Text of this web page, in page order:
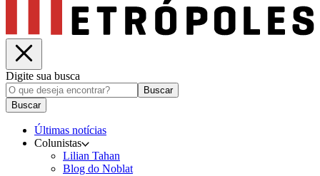
Digite sua busca
Buscar
Buscar
Últimas notícias
Colunistas
Lilian Tahan
Blog do Noblat